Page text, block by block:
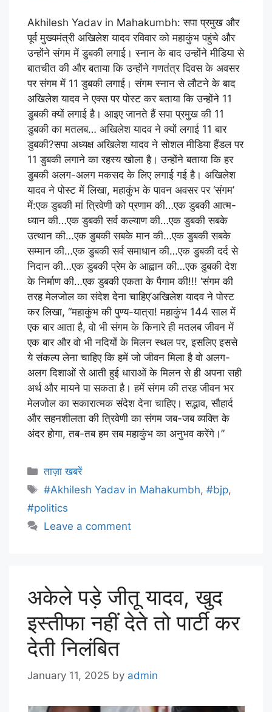
Akhilesh Yadav in Mahakumbh: सपा प्रमुख और
पूर्व मुख्यमंत्री अखिलेश यादव रविवार को महाकुंभ पहुंचे और
उन्होंने संगम में डुबकी लगाई। स्नान के बाद उन्होंने मीडिया से
बातचीत की और बताया कि उन्होंने गणतंत्र दिवस के अवसर
पर संगम में 11 डुबकी लगाई। संगम स्नान से लौटने के बाद
अखिलेश यादव ने एक्स पर पोस्ट कर बताया कि उन्होंने 11
डुबकी क्यों लगाई है। आइए जानते हैं सपा प्रमुख की 11
डुबकी का मतलब… अखिलेश यादव ने क्यों लगाई 11 बार
डुबकी?सपा अध्यक्ष अखिलेश यादव ने सोशल मीडिया हैंडल पर
11 डुबकी लगाने का रहस्य खोला है। उन्होंने बताया कि हर
डुबकी अलग-अलग मकसद के लिए लगाई गई है। अखिलेश
यादव ने पोस्ट में लिखा, महाकुंभ के पावन अवसर पर ‘संगम’
में:एक डुबकी मां त्रिवेणी को प्रणाम की…एक डुबकी आत्म-
ध्यान की…एक डुबकी सर्व कल्याण की…एक डुबकी सबके
उत्थान की…एक डुबकी सबके मान की…एक डुबकी सबके
सम्मान की…एक डुबकी सर्व समाधान की…एक डुबकी दर्द से
निदान की…एक डुबकी प्रेम के आह्वान की…एक डुबकी देश
के निर्माण की…एक डुबकी एकता के पैगाम की!!! ‘संगम की
तरह मेलजोल का संदेश देना चाहिए’अखिलेश यादव ने पोस्ट
कर लिखा, “महाकुंभ की पुण्य-यात्रा! महाकुंभ 144 साल में
एक बार आता है, वो भी संगम के किनारे ही मतलब जीवन में
एक बार और वो भी नदियों के मिलन स्थल पर, इसलिए इससे
ये संकल्प लेना चाहिए कि हमें जो जीवन मिला है वो अलग-
अलग दिशाओं से आती हुई धाराओं के मिलन से ही अपना सही
अर्थ और मायने पा सकता है। हमें संगम की तरह जीवन भर
मेलजोल का सकारात्मक संदेश देना चाहिए। सद्भाव, सौहार्द
और सहनशीलता की त्रिवेणी का संगम जब-जब व्यक्ति के
अंदर होगा, तब-तब हम सब महाकुंभ का अनुभव करेंगे।”
ताज़ा खबरें
#Akhilesh Yadav in Mahakumbh,#bjp,
#politics
Leave a comment
अकेले पड़े जीतू यादव, खुद
इस्तीफा नहीं देते तो पार्टी कर
देती निलंबित
January 11, 2025 by admin